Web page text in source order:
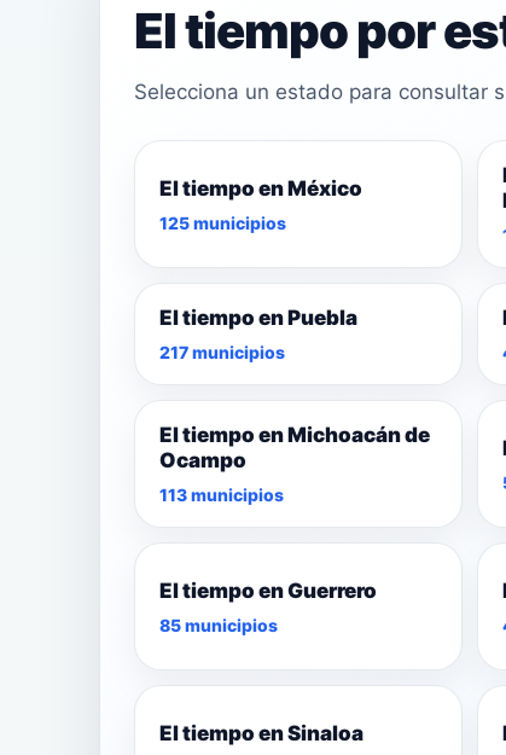
El tiempo por
Selecciona un estado para consultar
El tiempo en México
125 municipios
El tiempo en Puebla
217 municipios
El tiempo en Michoacán de
Ocampo
113 municipios
El tiempo en Guerrero
85 municipios
El tiempo en Sinaloa